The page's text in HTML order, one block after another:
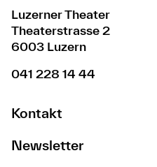
Luzerner Theater
Theaterstrasse 2
6003 Luzern
041 228 14 44
Kontakt
Newsletter